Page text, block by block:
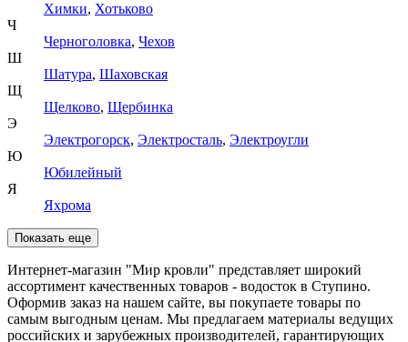
Химки, Хотьково
Ч
Черноголовка, Чехов
Ш
Шатура, Шаховская
Щ
Щелково, Щербинка
Э
Электрогорск, Электросталь, Электроугли
Ю
Юбилейный
Я
Яхрома
Показать еще
Интернет-магазин "Мир кровли" представляет широкий
ассортимент качественных товаров - водосток в Ступино.
Оформив заказ на нашем сайте, вы покупаете товары по
самым выгодным ценам. Мы предлагаем материалы ведущих
российских и зарубежных производителей, гарантирующих